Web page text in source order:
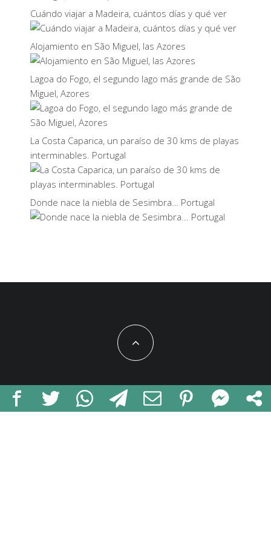
Cuándo viajar a Madeira, cuántos días y qué ver
Alojamiento en São Miguel, las Azores
Lagoa do Fogo, el segundo lago más grande de São
Miguel, Azores
La Costa Caparica, un paraíso de 30 kms de playas
interminables. Portugal
Donde nace la niebla de Sesimbra… Portugal